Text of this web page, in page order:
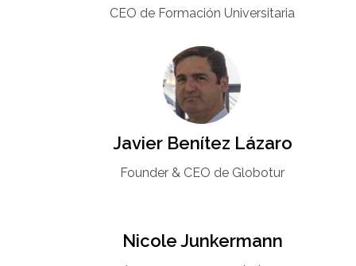
CEO de Formación Universitaria​
Javier Benítez Lázaro
Founder & CEO de Globotur​
Nicole Junkermann​